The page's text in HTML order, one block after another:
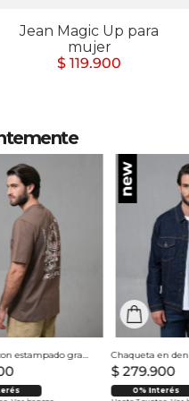
Jean Magic Up para
mujer
$ 119.900
Camiseta con estampado grande en espalda para hombre
$ 279.900
0% Interés